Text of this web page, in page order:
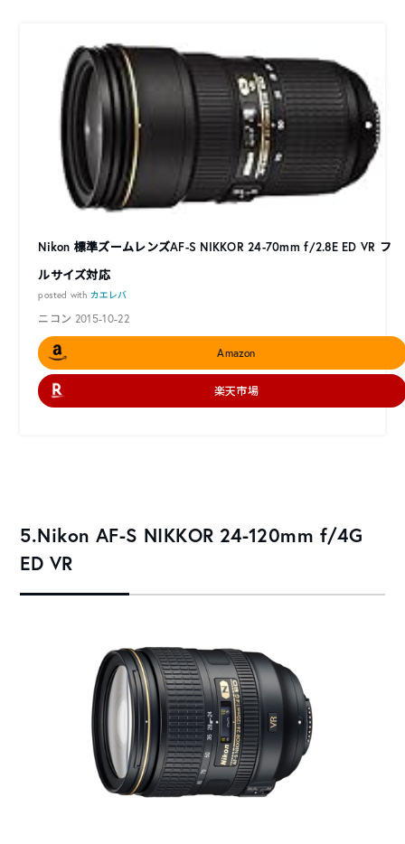
Nikon 標準ズームレンズAF-S NIKKOR 24-70mm f/2.8E ED VR フ
ルサイズ対応
posted with カエレバ
ニコン 2015-10-22
Amazon
楽天市場
5.Nikon AF-S NIKKOR 24-120mm f/4G
ED VR